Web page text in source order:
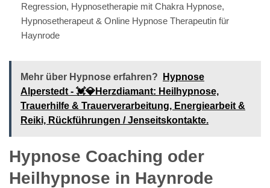
Regression, Hypnosetherapie mit Chakra Hypnose,
Hypnosetherapeut & Online Hypnose Therapeutin für
Haynrode
Mehr über Hypnose erfahren?
Hypnose
Alperstedt - 💓️💎Herzdiamant: Heilhypnose,
Trauerhilfe & Trauerverarbeitung, Energiearbeit &
Reiki, Rückführungen / Jenseitskontakte.
Hypnose Coaching oder
Heilhypnose in Haynrode